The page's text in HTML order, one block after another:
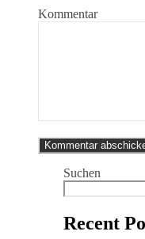
Kommentar
Suchen
Recent